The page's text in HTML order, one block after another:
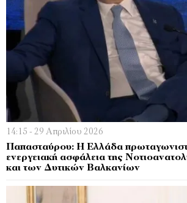
14:15 - 29 Απριλίου 2026
Παπασταύρου: Η Ελλάδα
ενεργειακή ασφάλεια της
και των Δυτικών Βαλκανίων